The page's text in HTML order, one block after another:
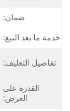
ضمان:
خدمة ما بعد البيع:
تفاصيل التغليف:
القدرة على
العرض: